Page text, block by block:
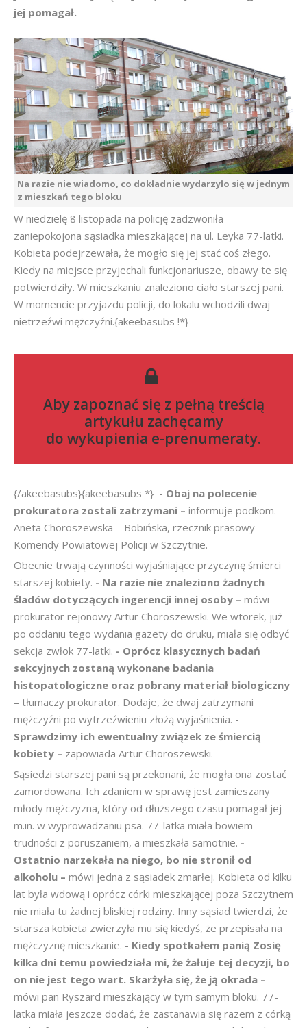
jej pomagał.
Na razie nie wiadomo, co dokładnie wydarzyło się w jednym
z mieszkań tego bloku
W niedzielę 8 listopada na policję zadzwoniła
zaniepokojona sąsiadka mieszkającej na ul. Leyka 77-latki.
Kobieta podejrzewała, że mogło się jej stać coś złego.
Kiedy na miejsce przyjechali funkcjonariusze, obawy te się
potwierdziły. W mieszkaniu znaleziono ciało starszej pani.
W momencie przyjazdu policji, do lokalu wchodzili dwaj
nietrzeźwi mężczyźni.{akeebasubs !*}
Aby zapoznać się z pełną treścią
artykułu zachęcamy
do wykupienia e-prenumeraty.
{/akeebasubs}{akeebasubs *} - Obaj na polecenie
prokuratora zostali zatrzymani – informuje podkom.
Aneta Choroszewska – Bobińska, rzecznik prasowy
Komendy Powiatowej Policji w Szczytnie.
Obecnie trwają czynności wyjaśniające przyczynę śmierci
starszej kobiety. - Na razie nie znaleziono żadnych
śladów dotyczących ingerencji innej osoby – mówi
prokurator rejonowy Artur Choroszewski. We wtorek, już
po oddaniu tego wydania gazety do druku, miała się odbyć
sekcja zwłok 77-latki. - Oprócz klasycznych badań
sekcyjnych zostaną wykonane badania
histopatologiczne oraz pobrany materiał biologiczny
– tłumaczy prokurator. Dodaje, że dwaj zatrzymani
mężczyźni po wytrzeźwieniu złożą wyjaśnienia. -
Sprawdzimy ich ewentualny związek ze śmiercią
kobiety – zapowiada Artur Choroszewski.
Sąsiedzi starszej pani są przekonani, że mogła ona zostać
zamordowana. Ich zdaniem w sprawę jest zamieszany
młody mężczyzna, który od dłuższego czasu pomagał jej
m.in. w wyprowadzaniu psa. 77-latka miała bowiem
trudności z poruszaniem, a mieszkała samotnie. -
Ostatnio narzekała na niego, bo nie stronił od
alkoholu – mówi jedna z sąsiadek zmarłej. Kobieta od kilku
lat była wdową i oprócz córki mieszkającej poza Szczytnem
nie miała tu żadnej bliskiej rodziny. Inny sąsiad twierdzi, że
starsza kobieta zwierzyła mu się kiedyś, że przepisała na
mężczyznę mieszkanie. - Kiedy spotkałem panią Zosię
kilka dni temu powiedziała mi, że żałuje tej decyzji, bo
on nie jest tego wart. Skarżyła się, że ją okrada –
mówi pan Ryszard mieszkający w tym samym bloku. 77-
latka miała jeszcze dodać, że zastanawia się razem z córką